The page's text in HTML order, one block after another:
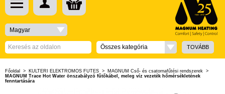
Összes kategória TOVÁBB
Magyar
Főoldal > KÜLTÉRI ELEKTROMOS FŰTÉS > MAGNUM Cső- és csatornafűtési rendszerek >
MAGNUM Trace Hot Water önszabályzó fűtőkábel, meleg víz vezeték hőmérsékletének
fenntartására